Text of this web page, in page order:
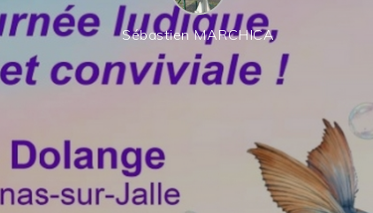
Sébastien MARCHICA